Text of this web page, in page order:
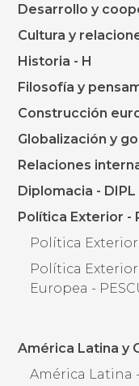
Desarrollo y
Cultura y
Historia - H
Filosofía y
Construcción
Globalización y
Relaciones
Diplomacia - DIPL
Política Exterior -
Política Exterior
Política
Europea -
América Latina y
América Latina